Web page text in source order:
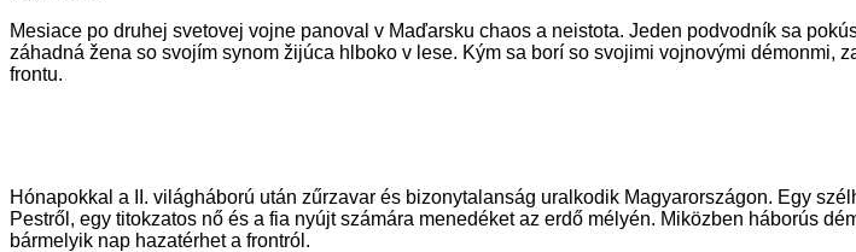
Mesiace po druhej svetovej vojne panoval v Maďarsku chaos a neistota. Jeden podvodník sa
záhadná žena so svojím synom žijúca hlboko v lese. Kým sa borí so svojimi vojnovými
frontu.
Hónapokkal a II. világháború után zűrzavar és bizonytalanság uralkodik Magyarországon. Egy
Pestről, egy titokzatos nő és a fia nyújt számára menedéket az erdő mélyén. Miközben háborús
bármelyik nap hazatérhet a frontról.